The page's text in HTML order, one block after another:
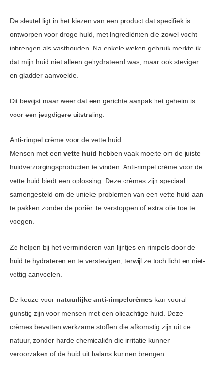
De sleutel ligt in het kiezen van een product dat specifiek is
ontworpen voor droge huid, met ingrediënten die zowel vocht
inbrengen als vasthouden. Na enkele weken gebruik merkte ik
dat mijn huid niet alleen gehydrateerd was, maar ook steviger
en gladder aanvoelde.
Dit bewijst maar weer dat een gerichte aanpak het geheim is
voor een jeugdigere uitstraling.
Anti-rimpel crème voor de vette huid
Mensen met een vette huid hebben vaak moeite om de juiste
huidverzorgingsproducten te vinden. Anti-rimpel crème voor de
vette huid biedt een oplossing. Deze crèmes zijn speciaal
samengesteld om de unieke problemen van een vette huid aan
te pakken zonder de poriën te verstoppen of extra olie toe te
voegen.
Ze helpen bij het verminderen van lijntjes en rimpels door de
huid te hydrateren en te verstevigen, terwijl ze toch licht en niet-
vettig aanvoelen.
De keuze voor natuurlijke anti-rimpelcrèmes kan vooral
gunstig zijn voor mensen met een olieachtige huid. Deze
crèmes bevatten werkzame stoffen die afkomstig zijn uit de
natuur, zonder harde chemicaliën die irritatie kunnen
veroorzaken of de huid uit balans kunnen brengen.